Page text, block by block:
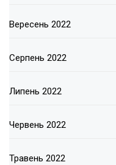
Вересень 2022
Серпень 2022
Липень 2022
Червень 2022
Травень 2022